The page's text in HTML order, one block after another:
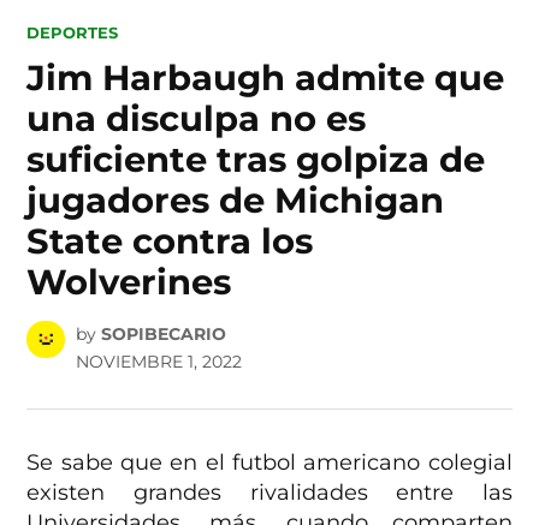
POSTED
DEPORTES
Jim Harbaugh admite que
una disculpa no es
suficiente tras golpiza de
jugadores de Michigan
State contra los
Wolverines
by SOPIBECARIO
NOVIEMBRE 1, 2022
Se sabe que en el futbol americano colegial
existen grandes rivalidades entre las